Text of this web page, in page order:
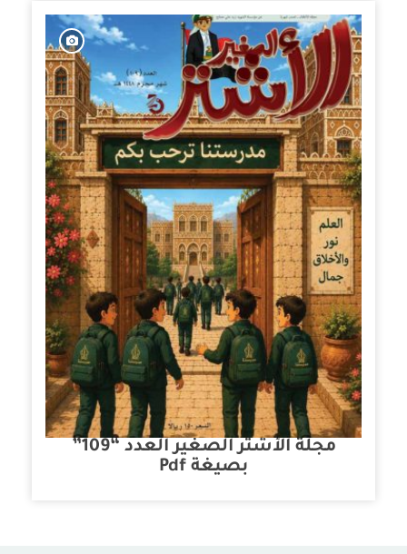
مجلة الأشتر الصغير العدد “109”
بصيغة Pdf